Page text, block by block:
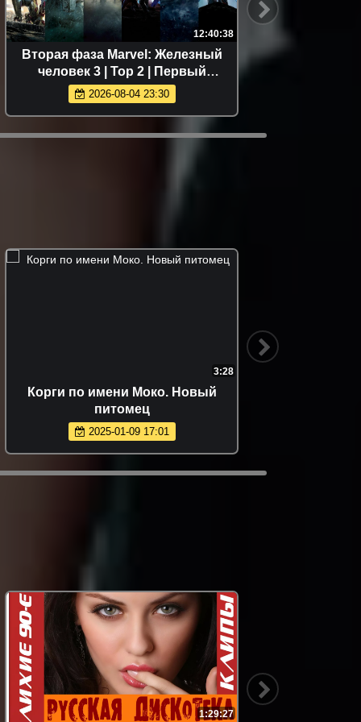
12:40:38
Вторая фаза Marvel: Железный
человек 3 | Тор 2 | Первый
мститель: Другая война | Стражи
Галактики | Эра Альтрона |
2026-08-04 23:30
3:28
Корги по имени Моко. Новый
питомец
2025-01-09 17:01
1:29:27